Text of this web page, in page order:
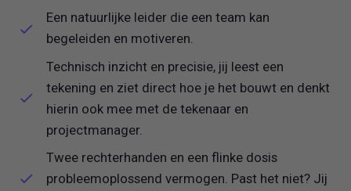
Een natuurlijke leider die een team kan
begeleiden en motiveren.
Technisch inzicht en precisie, jij leest een
tekening en ziet direct hoe je het bouwt en denkt
hierin ook mee met de tekenaar en
projectmanager.
Twee rechterhanden en een flinke dosis
probleemoplossend vermogen. Past het niet? Jij